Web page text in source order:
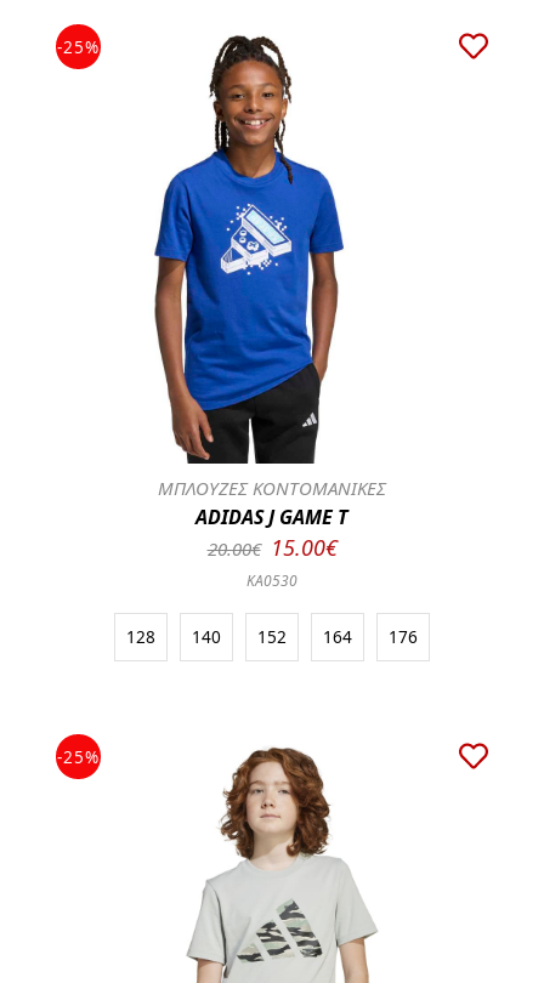
-25%
ΜΠΛΟΥΖΕΣ ΚΟΝΤΟΜΑΝΙΚΕΣ
ADIDAS J GAME T
20.00€ 15.00€
KA0530
128 140 152 164 176
-25%